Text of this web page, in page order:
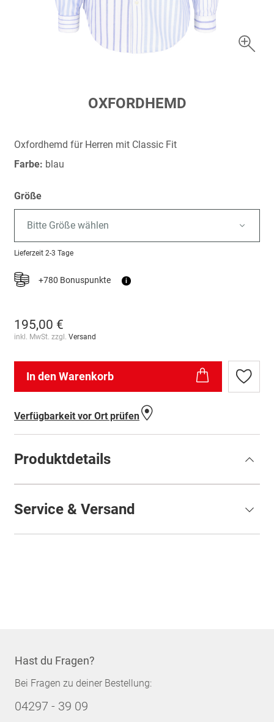
springen
OXFORDHEMD
Oxfordhemd für Herren mit Classic Fit
Farbe: blau
Größe
Bitte Größe wählen
Lieferzeit 2-3 Tage
+780 Bonuspunkte i
195,00 €
inkl. MwSt. zzgl. Versand
In den Warenkorb
Zur
Verfügbarkeit vor Ort prüfen
Produktdetails
Service & Versand
Hast du Fragen?
Bei Fragen zu deiner Bestellung:
04297 - 39 09